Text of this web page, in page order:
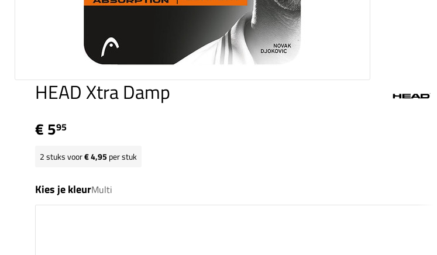
HEAD Xtra Damp
€ 595
2stuks voor€ 4,95 per stuk
Kies je kleurMulti